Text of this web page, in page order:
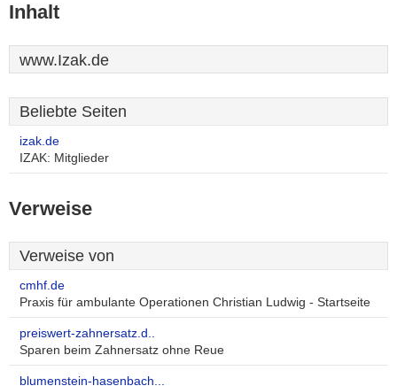
Inhalt
www.Izak.de
Beliebte Seiten
izak.de
IZAK: Mitglieder
Verweise
Verweise von
cmhf.de
Praxis für ambulante Operationen Christian Ludwig - Startseite
preiswert-zahnersatz.d..
Sparen beim Zahnersatz ohne Reue
blumenstein-hasenbach...